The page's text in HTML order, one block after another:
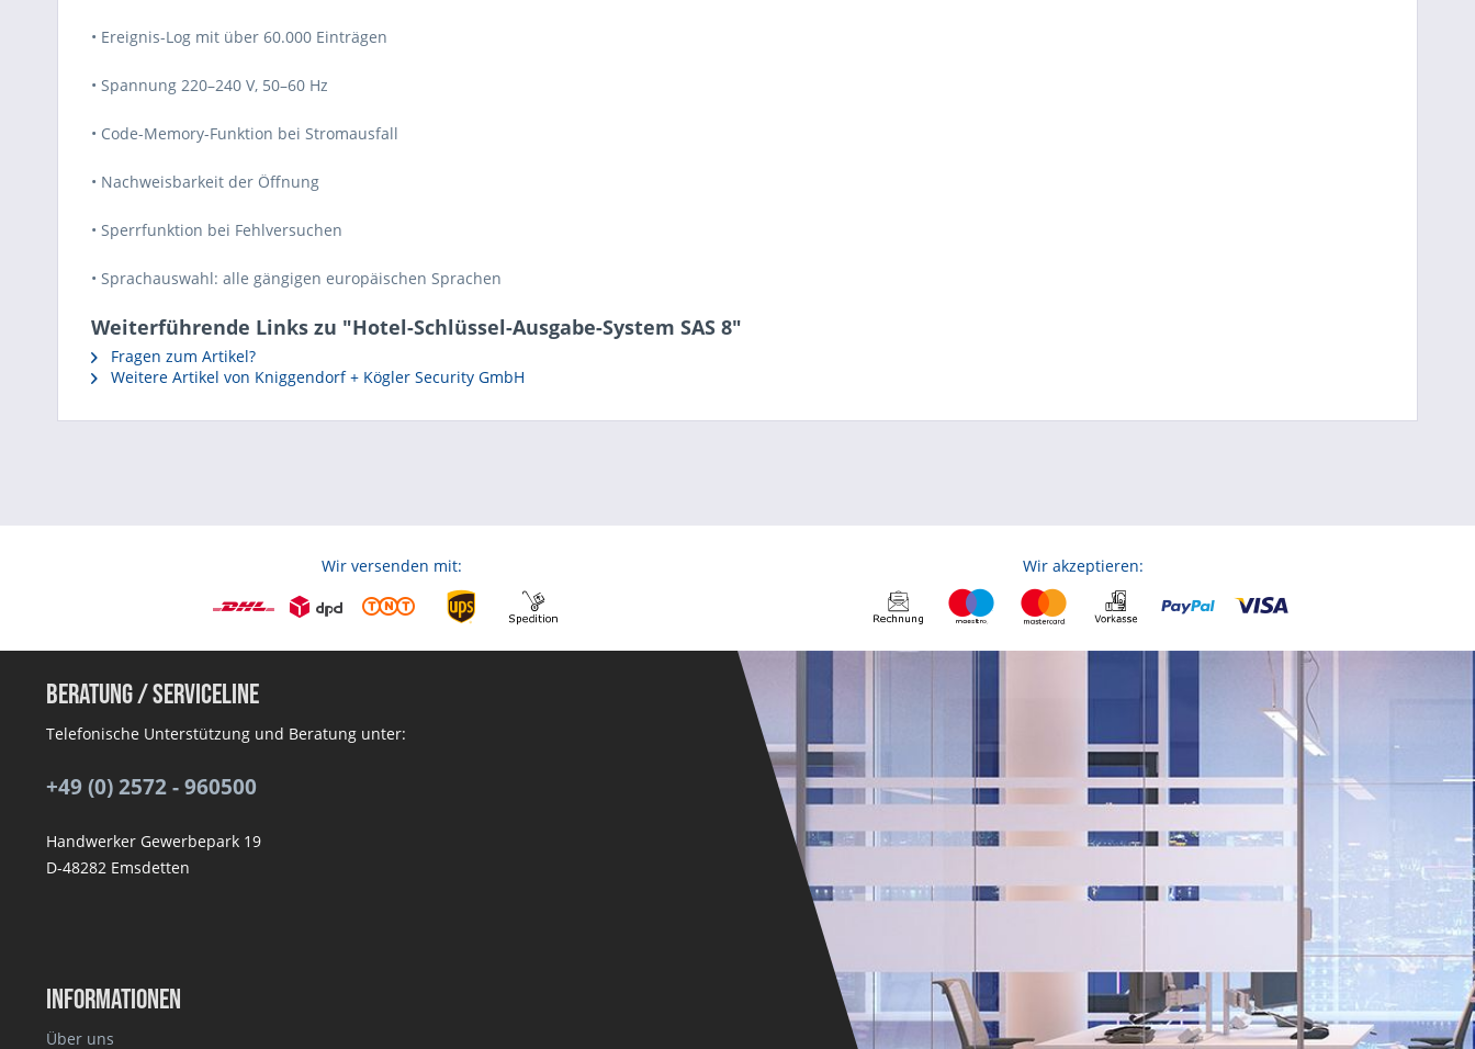
• Ereignis-Log mit über 60.000 Einträgen
• Spannung 220–240 V, 50–60 Hz
• Code-Memory-Funktion bei Stromausfall
• Nachweisbarkeit der Öffnung
• Sperrfunktion bei Fehlversuchen
• Sprachauswahl: alle gängigen europäischen Sprachen
Weiterführende Links zu "Hotel-Schlüssel-Ausgabe-System SAS 8"
Fragen zum Artikel?
Weitere Artikel von Kniggendorf + Kögler Security GmbH
Wir versenden mit: Wir akzeptieren:
Beratung / Serviceline
Telefonische Unterstützung und Beratung unter:
+49 (0) 2572 - 960500
Handwerker Gewerbepark 19
D-48282 Emsdetten
Informationen
Über uns